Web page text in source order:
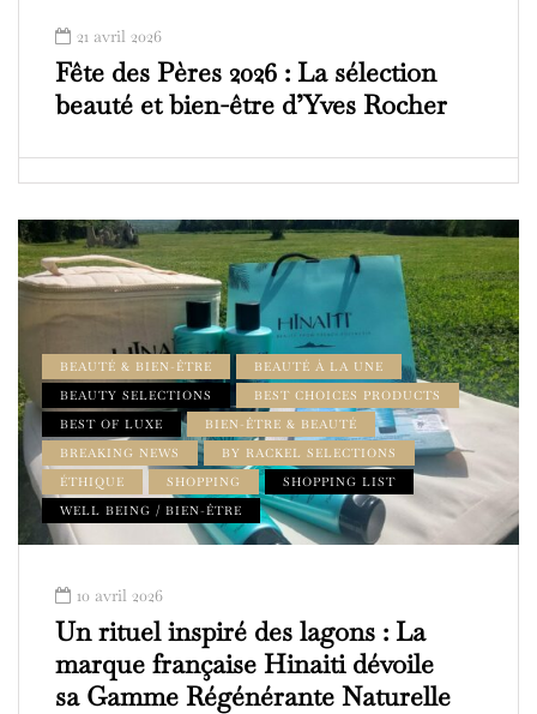
21 avril 2026
Fête des Pères 2026 : La sélection
beauté et bien-être d’Yves Rocher
BEAUTÉ & BIEN-ÊTRE
BEAUTÉ À LA UNE
BEAUTY SELECTIONS
BEST CHOICES PRODUCTS
BEST OF LUXE
BIEN-ÊTRE & BEAUTÉ
BREAKING NEWS
BY RACKEL SELECTIONS
ÉTHIQUE
SHOPPING
SHOPPING LIST
WELL BEING / BIEN-ÊTRE
10 avril 2026
Un rituel inspiré des lagons : La
marque française Hinaiti dévoile
sa Gamme Régénérante Naturelle